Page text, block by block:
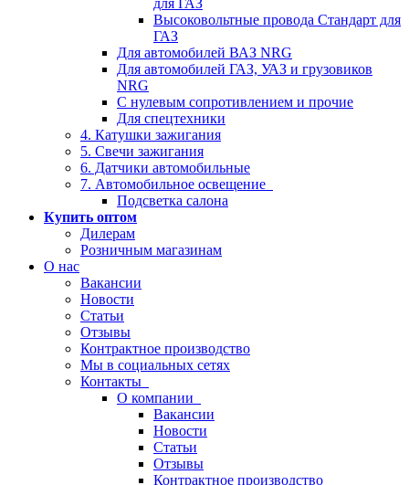
для ГАЗ
Высоковольтные провода Стандарт для
ГАЗ
Для автомобилей ВАЗ NRG
Для автомобилей ГАЗ, УАЗ и грузовиков
NRG
С нулевым сопротивлением и прочие
Для спецтехники
4. Катушки зажигания
5. Свечи зажигания
6. Датчики автомобильные
7. Автомобильное освещение
Подсветка салона
Купить оптом
Дилерам
Розничным магазинам
О нас
Вакансии
Новости
Статьи
Отзывы
Контрактное производство
Мы в социальных сетях
Контакты
О компании
Вакансии
Новости
Статьи
Отзывы
Контрактное производство